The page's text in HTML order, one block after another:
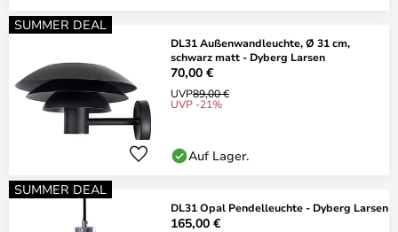
SUMMER DEAL
DL31 Außenwandleuchte, Ø 31 cm,
schwarz matt - Dyberg Larsen
70,00 €
UVP89,00 €
UVP -21%
Auf Lager.
SUMMER DEAL
DL31 Opal Pendelleuchte - Dyberg Larsen
165,00 €